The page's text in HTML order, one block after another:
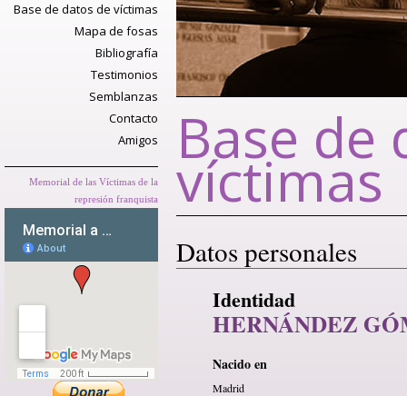
Base de datos de víctimas
Mapa de fosas
Bibliografía
Testimonios
Semblanzas
Contacto
Amigos
Memorial de las Víctimas de la
represión franquista
Base de
víctimas
Datos personales
Identidad
HERNÁNDEZ
Nacido en
Madrid